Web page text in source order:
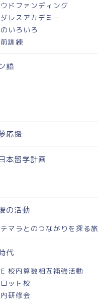
ドファンディング
レスアカデミー
いろいろ
訓練
語
応援
本留学計画
の活動
マラとのつながりを探る旅
代
校内算数相互補強活動
ット校
研修会